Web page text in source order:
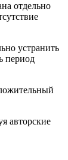
отдельно
устранить
период
авторские